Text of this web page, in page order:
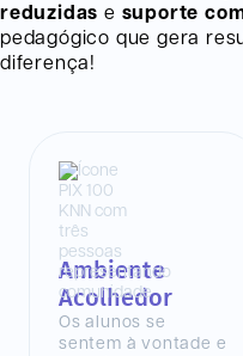
reduzidas e suporte
pedagógico que gera
diferença!
Ambiente
Acolhedor
Os alunos se
sentem à vontade e